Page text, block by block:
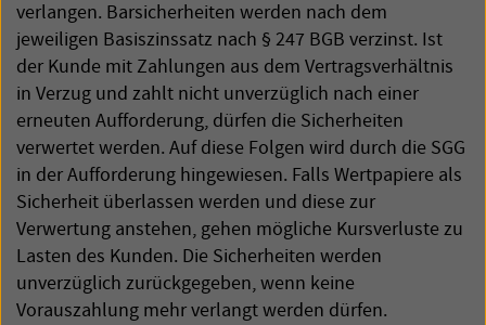
verlangen. Barsicherheiten werden nach dem
jeweiligen Basiszinssatz nach § 247 BGB verzinst. Ist
der Kunde mit Zahlungen aus dem Vertragsverhältnis
in Verzug und zahlt nicht unverzüglich nach einer
erneuten Aufforderung, dürfen die Sicherheiten
verwertet werden. Auf diese Folgen wird durch die SGG
in der Aufforderung hingewiesen. Falls Wertpapiere als
Sicherheit überlassen werden und diese zur
Verwertung anstehen, gehen mögliche Kursverluste zu
Lasten des Kunden. Die Sicherheiten werden
unverzüglich zurückgegeben, wenn keine
Vorauszahlung mehr verlangt werden dürfen.